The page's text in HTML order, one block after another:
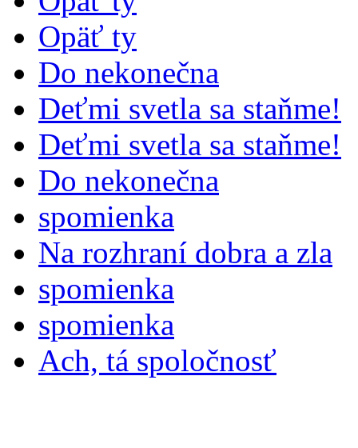
Opäť ty
Do nekonečna
Deťmi svetla sa staňme!
Deťmi svetla sa staňme!
Do nekonečna
spomienka
Na rozhraní dobra a zla
spomienka
spomienka
Ach, tá spoločnosť